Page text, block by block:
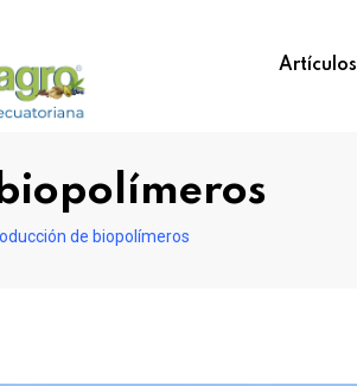
Artículos
de biopolímeros